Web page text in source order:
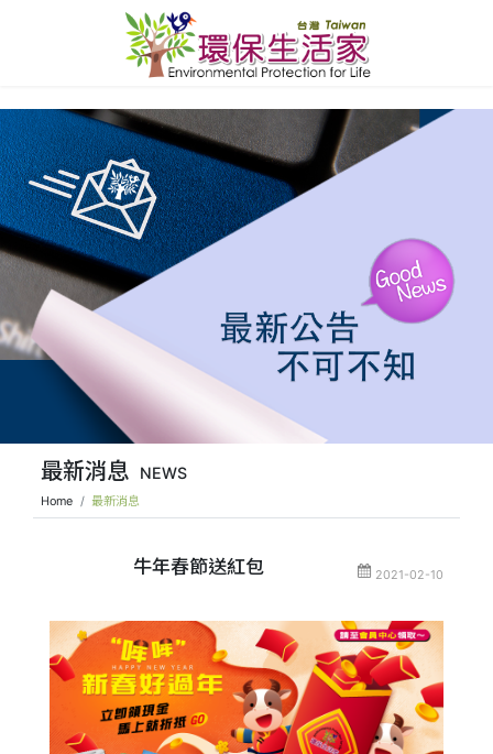
最新消息 NEWS
Home 最新消息
牛年春節送紅包 2021-02-10